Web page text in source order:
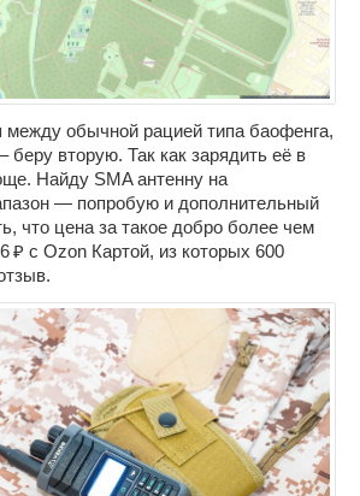
обычной рацией типа баофенга,
беру вторую. Так как зарядить её в
Найду SMA антенну на
— попробую и дополнительный
что цена за такое добро более чем
₽ c Ozon Картой, из которых 600